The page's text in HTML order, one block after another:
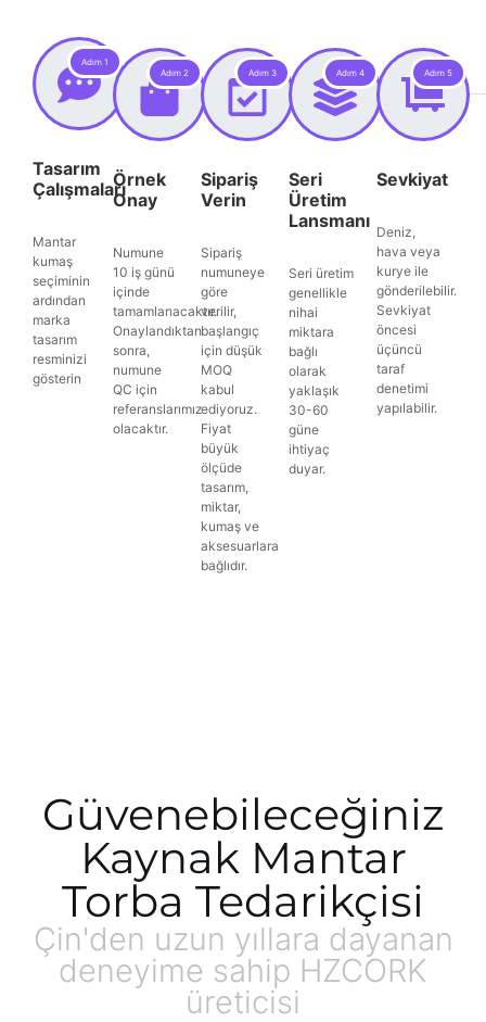
Adım 1
Tasarım
Çalışmaları
Mantar
kumaş
seçiminin
ardından
marka
tasarım
resminizi
gösterin
Adım 2
Örnek
Onay
Numune
10 iş günü
içinde
tamamlanacaktır.
Onaylandıktan
sonra,
numune
QC için
referanslarımız
olacaktır.
Adım 3
Sipariş
Verin
Sipariş
numuneye
göre
verilir,
başlangıç
için düşük
MOQ
kabul
ediyoruz.
Fiyat
büyük
ölçüde
tasarım,
miktar,
kumaş ve
aksesuarlara
bağlıdır.
Adım 4
Seri
Üretim
Lansmanı
Seri üretim
genellikle
nihai
miktara
bağlı
olarak
yaklaşık
30-60
güne
ihtiyaç
duyar.
Adım 5
Sevkiyat
Deniz,
hava veya
kurye ile
gönderilebilir.
Sevkiyat
öncesi
üçüncü
taraf
denetimi
yapılabilir.
Güvenebileceğiniz
Kaynak Mantar
Torba Tedarikçisi
Çin'den uzun yıllara dayanan
deneyime sahip HZCORK
üreticisi